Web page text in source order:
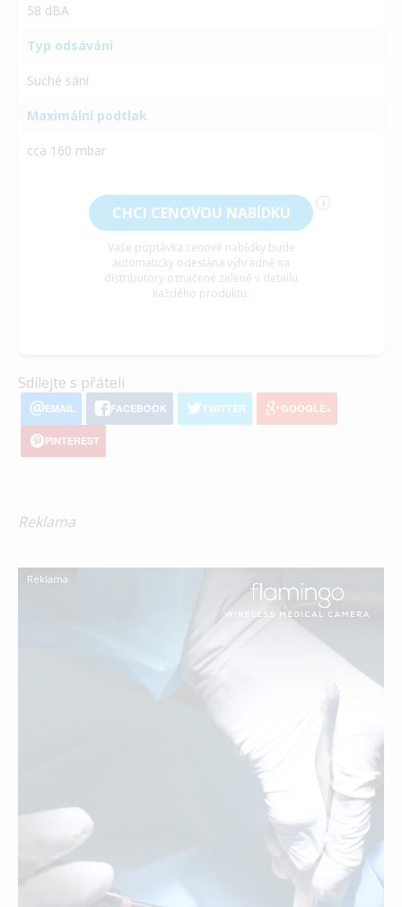
58 dBA
Typ odsávání
Suché sání
Maximální podtlak
cca 160 mbar
CHCI CENOVOU NABÍDKU i
Vaše poptávka cenové nabídky bude
automaticky odeslána výhradně na
distributory označené zeleně v detailu
každého produktu.
Sdílejte s přáteli
EMAIL FACEBOOK TWITTER GOOGLE+
PINTEREST
Reklama
Reklama